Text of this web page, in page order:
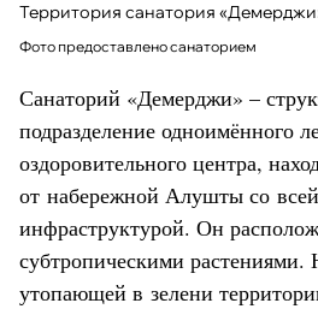
Территория санатория
Фото предоставлено санаторием
Санаторий «Демерджи» –
подразделение одноимённого
оздоровительного центра,
от набережной Алушты со
инфраструктурой. Он
субтропическими растениями.
утопающей в зелени